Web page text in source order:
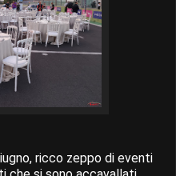
ricco zeppo di eventi